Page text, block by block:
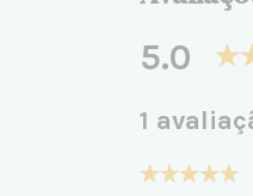
5.0
1